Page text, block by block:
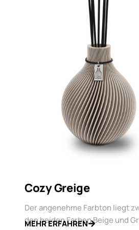
Cozy Greige
Der angenehme Farbton liegt
den beiden Farben Beige und
MEHR ERFAHREN